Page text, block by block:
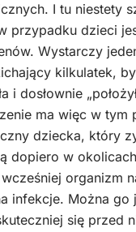
I tu niestety
przypadku dzieci
Wystarczy
kilkulatek,
i dosłownie
ma więc w tym
dziecka, który
dopiero w
organizm
infekcje. Można go
się przed